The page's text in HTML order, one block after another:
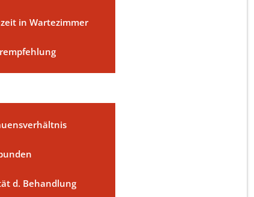
in Wartezimmer
d. Behandlung